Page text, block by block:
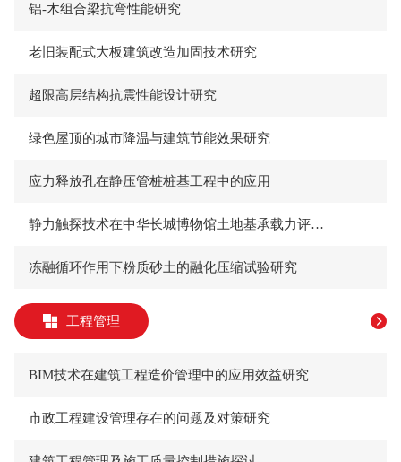
​铝-木组合梁抗弯性能研究
老旧装配式大板建筑改造加固技术研究
​超限高层结构抗震性能设计研究
绿色屋顶的城市降温与建筑节能效果研究
应力释放孔在静压管桩桩基工程中的应用
​静力触探技术在中华长城博物馆土地基承载力评估中的应用
​冻融循环作用下粉质砂土的融化压缩试验研究
工程管理
​BIM技术在建筑工程造价管理中的应用效益研究
​市政工程建设管理存在的问题及对策研究